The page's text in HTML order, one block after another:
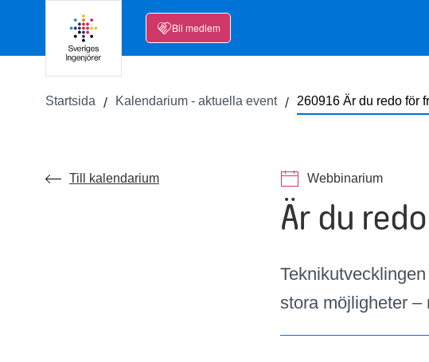
Bli medlem
Startsida Kalendarium - aktuella event 260916 Är du redo för
Till kalendarium Webbinarium
Är du
stora möjligheter –